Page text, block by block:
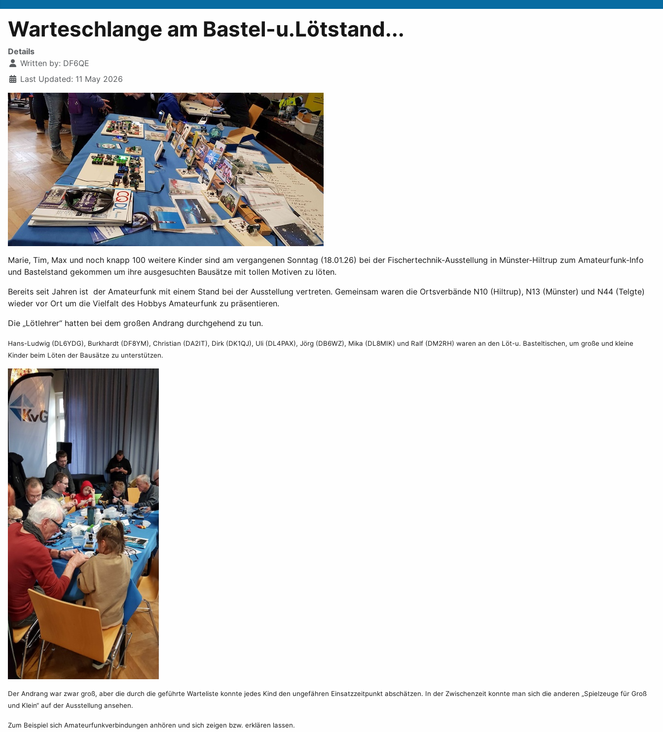
Warteschlange am Bastel-u.Lötstand...
Details
Written by: DF6QE
Last Updated: 11 May 2026
Marie, Tim, Max und noch knapp 100 weitere Kinder sind am vergangenen Sonntag (18.01.26) bei der Fischertechnik-Ausstellung in Münster-Hiltrup zum Amateurfunk-Info
und Bastelstand gekommen um ihre ausgesuchten Bausätze mit tollen Motiven zu löten.
Bereits seit Jahren ist der Amateurfunk mit einem Stand bei der Ausstellung vertreten. Gemeinsam waren die Ortsverbände N10 (Hiltrup), N13 (Münster) und N44 (Telgte)
wieder vor Ort um die Vielfalt des Hobbys Amateurfunk zu präsentieren.
Die „Lötlehrer“ hatten bei dem großen Andrang durchgehend zu tun.
Hans-Ludwig (DL6YDG), Burkhardt (DF8YM), Christian (DA2IT), Dirk (DK1QJ), Uli (DL4PAX), Jörg (DB6WZ), Mika (DL8MIK) und Ralf (DM2RH) waren an den Löt-u. Basteltischen, um große und kleine
Kinder beim Löten der Bausätze zu unterstützen.
Der Andrang war zwar groß, aber die durch die geführte Warteliste konnte jedes Kind den ungefähren Einsatzzeitpunkt abschätzen. In der Zwischenzeit konnte man sich die anderen „Spielzeuge für Groß
und Klein“ auf der Ausstellung ansehen.
Zum Beispiel sich Amateurfunkverbindungen anhören und sich zeigen bzw. erklären lassen.